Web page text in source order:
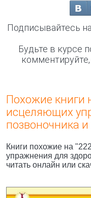
Подписывайтесь
Будьте в курсе
Похожие книги
исцеляющих
позвоночника и
Книги похожие на
упражнения для
читать онлайн или